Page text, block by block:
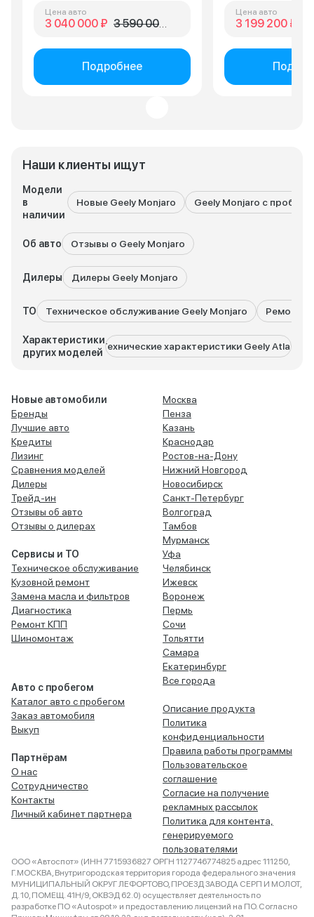
Наши клиенты ищут
Модели
в
наличии
Новые Geely Monjaro Geely Monjaro с
Об авто Отзывы о Geely Monjaro
Дилеры Дилеры Geely Monjaro
ТО Техническое обслуживание Geely Monjaro Ремонт
Характеристики
других моделей
Технические характеристики Geely Atlas
Цена авто
3 040 000 ₽ 3 590 000 ₽
Подробнее
Цена авто
3 199 200 ₽
Новые автомобили
Бренды
Лучшие авто
Кредиты
Лизинг
Сравнения моделей
Дилеры
Трейд-ин
Отзывы об авто
Отзывы о дилерах
Сервисы и ТО
Техническое обслуживание
Кузовной ремонт
Замена масла и фильтров
Диагностика
Ремонт КПП
Шиномонтаж
Авто с пробегом
Каталог авто с пробегом
Заказ автомобиля
Выкуп
Партнёрам
О нас
Сотрудничество
Контакты
Личный кабинет партнера
Москва
Пенза
Казань
Краснодар
Ростов-на-Дону
Нижний Новгород
Новосибирск
Санкт-Петербург
Волгоград
Тамбов
Мурманск
Уфа
Челябинск
Ижевск
Воронеж
Пермь
Сочи
Тольятти
Самара
Екатеринбург
Все города
Описание продукта
Политика
конфиденциальности
Правила работы программы
Пользовательское
соглашение
Согласие на получение
рекламных рассылок
Политика для контента,
генерируемого
пользователями
ООО «Автоспот» (ИНН 7715936827 ОРГН 1127746774825 адрес 111250,
Г.МОСКВА, Внутригородская территория города федерального значения
МУНИЦИПАЛЬНЫЙ ОКРУГ ЛЕФОРТОВО, ПРОЕЗД ЗАВОДА СЕРП И МОЛОТ,
Д. 10, ПОМЕЩ. 41Н/9, ОКВЭД 62.0) осуществляет деятельность по
разработке ПО «Autospot» и предоставлению лицензий на ПО. Согласно